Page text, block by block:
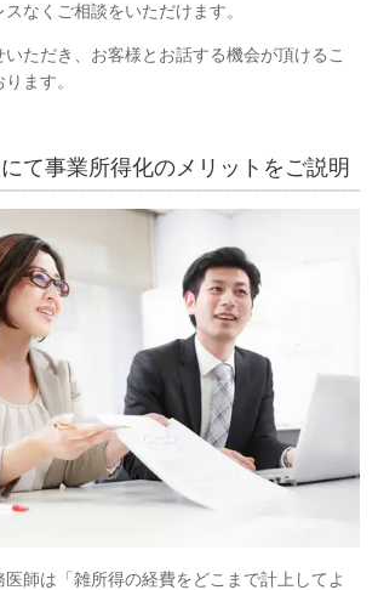
なく ご相談をいただけます。
いただき、お客様とお話する機会が頂けるこ
ます。
て事業所得化のメリットをご説明
師は「雑所得の経費をどこまで計上してよ